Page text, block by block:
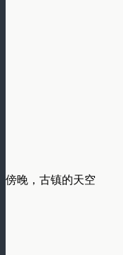
傍晚，古镇的天空